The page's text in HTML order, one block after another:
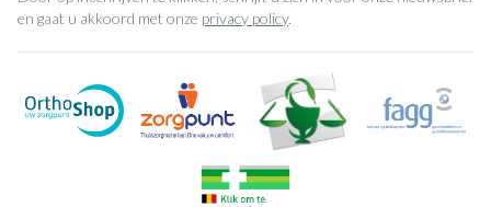
en gaat u akkoord met onze privacy policy.